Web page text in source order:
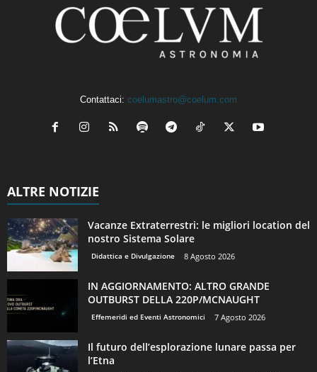
Contattaci: coelumastro@coelum.com
ALTRE NOTIZIE
Vacanze Extraterrestri: le migliori location del
nostro Sistema Solare
Didattica e Divulgazione 8 Agosto 2026
IN AGGIORNAMENTO: ALTRO GRANDE
OUTBURST DELLA 220P/MCNAUGHT
Effemeridi ed Eventi Astronomici 7 Agosto 2026
Il futuro dell’esplorazione lunare passa per
l’Etna